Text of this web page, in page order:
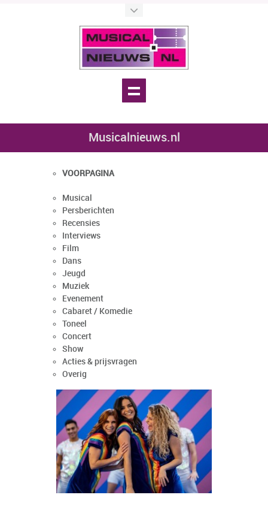
Musicalnieuws.nl
VOORPAGINA
Musical
Persberichten
Recensies
Interviews
Film
Dans
Jeugd
Muziek
Evenement
Cabaret / Komedie
Toneel
Concert
Show
Acties & prijsvragen
Overig